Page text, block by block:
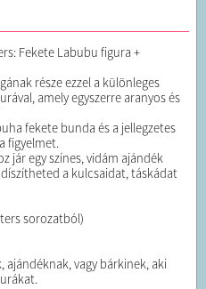
Fekete Labubu figura +
része ezzel a különleges
amely egyszerre aranyos és
fekete bunda és a jellegzetes
figyelmet.
jár egy színes, vidám ajándék
a kulcsaidat, táskádat
sorozatból)
ajándéknak, vagy bárkinek, aki